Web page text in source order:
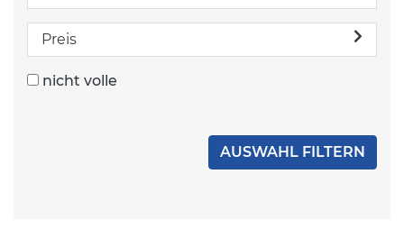
Preis
nicht volle